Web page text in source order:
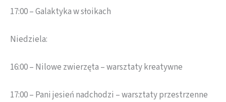
17:00 – Galaktyka w słoikach
Niedziela:
16:00 – Nilowe zwierzęta – warsztaty kreatywne
17:00 – Pani jesień nadchodzi – warsztaty przestrzenne